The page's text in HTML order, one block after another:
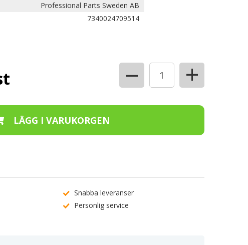
Professional Parts Sweden AB
7340024709514
− +
Snabba leveranser
Personlig service